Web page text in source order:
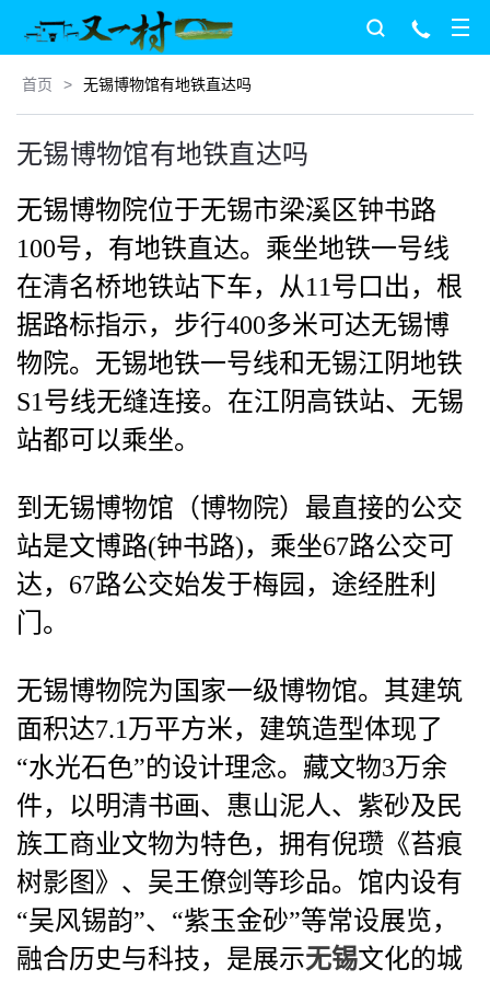
首页 > 无锡博物馆有地铁直达吗
无锡博物馆有地铁直达吗
无锡博物院位于无锡市梁溪区钟书路
100号，有地铁直达。乘坐地铁一号线
在清名桥地铁站下车，从11号口出，根
据路标指示，步行400多米可达无锡博
物院。无锡地铁一号线和无锡江阴地铁
S1号线无缝连接。在江阴高铁站、无锡
站都可以乘坐。
到无锡博物馆（博物院）最直接的公交
站是文博路(钟书路)，乘坐67路公交可
达，67路公交始发于梅园，途经胜利
门。
无锡博物院为国家一级博物馆。其建筑
面积达7.1万平方米，建筑造型体现了
“水光石色”的设计理念。藏文物3万余
件，以明清书画、惠山泥人、紫砂及民
族工商业文物为特色，拥有倪瓒《苔痕
树影图》、吴王僚剑等珍品。馆内设有
“吴风锡韵”、“紫玉金砂”等常设展览，
融合历史与科技，是展示无锡文化的城